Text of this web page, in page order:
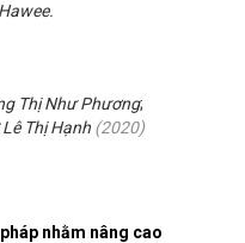
nhằm nâng cao
Thị Như Phương;
Lê Thị Hạnh (2020)